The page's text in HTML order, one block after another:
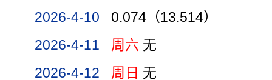
2026-4-10
0.074（13.514）
2026-4-11
周六 无
2026-4-12
周日 无